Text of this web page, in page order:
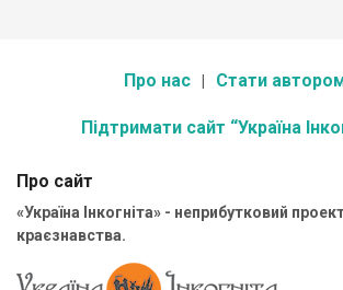
Про нас Стати
Підтримати сайт “Україна
Про сайт
«Україна Інкогніта» - неприбутковий
краєзнавства.